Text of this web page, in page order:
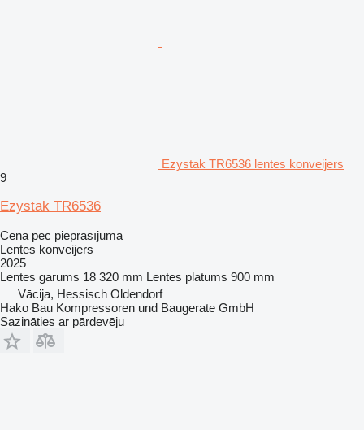
Ezystak TR6536 lentes konveijers
9
Ezystak TR6536
Cena pēc pieprasījuma
Lentes konveijers
2025
Lentes garums 18 320 mm Lentes platums 900 mm
Vācija, Hessisch Oldendorf
Hako Bau Kompressoren und Baugerate GmbH
Sazināties ar pārdevēju